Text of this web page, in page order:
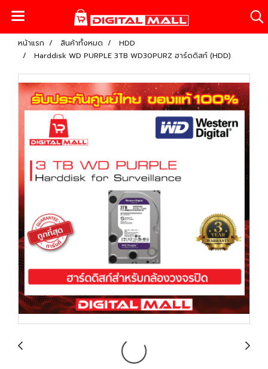
หน้าแรก สินค้าทั้งหมด
HDD
Harddisk WD PURPLE 3TB WD30PURZ ฮาร์ดดิสก์ (HDD)